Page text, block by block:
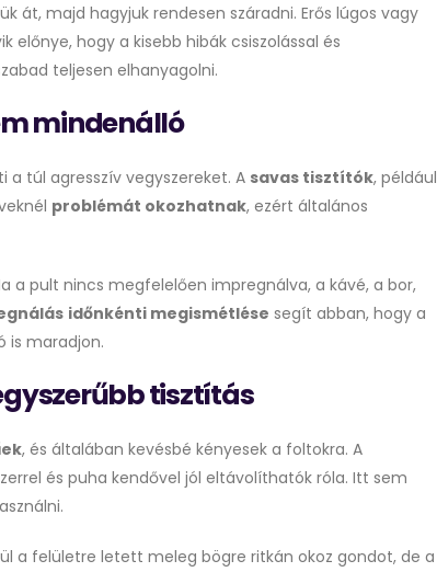
át, majd hagyjuk rendesen száradni. Erős lúgos vagy
előnye, hogy a kisebb hibák csiszolással és
teljesen elhanyagolni.
mindenálló
túl agresszív vegyszereket. A savas tisztítók, például
problémát okozhatnak, ezért általános
a pult nincs megfelelően impregnálva, a kávé, a bor,
időnkénti megismétlése segít abban, hogy a
is maradjon.
tisztítás
, és általában kevésbé kényesek a foltokra. A
és puha kendővel jól eltávolíthatók róla. Itt sem
a felületre letett meleg bögre ritkán okoz gondot, de a